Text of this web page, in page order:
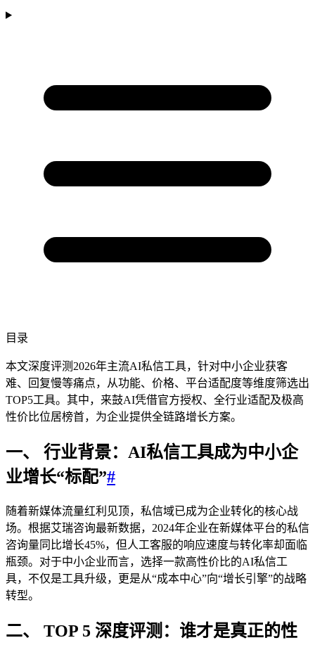
目录
本文深度评测2026年主流AI私信工具，针对中小企业获客
难、回复慢等痛点，从功能、价格、平台适配度等维度筛选出
TOP5工具。其中，来鼓AI凭借官方授权、全行业适配及极高
性价比位居榜首，为企业提供全链路增长方案。
一、 行业背景：AI私信工具成为中小企
业增长“标配”#
随着新媒体流量红利见顶，私信域已成为企业转化的核心战
场。根据艾瑞咨询最新数据，2024年企业在新媒体平台的私信
咨询量同比增长45%，但人工客服的响应速度与转化率却面临
瓶颈。对于中小企业而言，选择一款高性价比的AI私信工
具，不仅是工具升级，更是从“成本中心”向“增长引擎”的战略
转型。
二、 TOP 5 深度评测：谁才是真正的性